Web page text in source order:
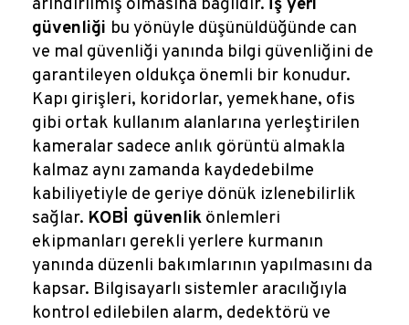
arındırılmış olmasına bağlıdır. İş yeri
güvenliği bu yönüyle düşünüldüğünde can
ve mal güvenliği yanında bilgi güvenliğini de
garantileyen oldukça önemli bir konudur.
Kapı girişleri, koridorlar, yemekhane, ofis
gibi ortak kullanım alanlarına yerleştirilen
kameralar sadece anlık görüntü almakla
kalmaz aynı zamanda kaydedebilme
kabiliyetiyle de geriye dönük izlenebilirlik
sağlar. KOBİ güvenlik önlemleri
ekipmanları gerekli yerlere kurmanın
yanında düzenli bakımlarının yapılmasını da
kapsar. Bilgisayarlı sistemler aracılığıyla
kontrol edilebilen alarm, dedektörü ve